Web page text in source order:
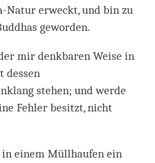
Natur erweckt, und bin zu
geworden.
mir denkbaren Weise in
dessen
stehen; und werde
Fehler besitzt, nicht
in einem Müllhaufen ein